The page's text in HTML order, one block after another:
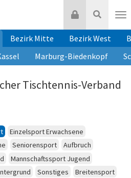
Suche
Login
Bezirk Mitte Bezirk West
Marburg-Biedenkopf
Tischtennis-Verband
Einzelsport Erwachsene
Seniorensport
Aufbruch
Mannschaftssport Jugend
Sonstiges
Breitensport